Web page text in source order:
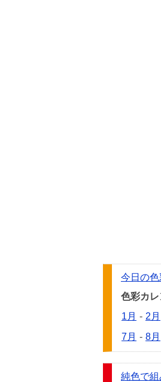
今日の
色彩カ
1月 - 2月
7月 - 8月
純色で